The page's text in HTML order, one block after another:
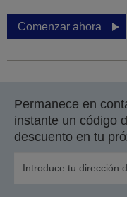
Comenzar ahora
Permanece en
instante un código
descuento en tu